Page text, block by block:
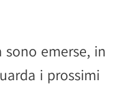
emerse, in
i prossimi